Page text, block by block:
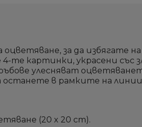
оцветяване, за да избягате
те картинки, украсени със
улесняват
останете в рамките на
(20 x 20 cm).